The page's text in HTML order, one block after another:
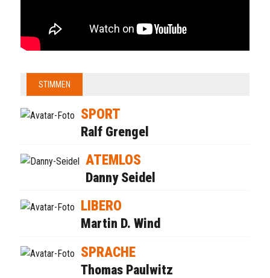
STIMMEN
SPORT
Ralf Grengel
ATEMLOS
Danny Seidel
LIBERO
Martin D. Wind
SPRACHE
Thomas Paulwitz